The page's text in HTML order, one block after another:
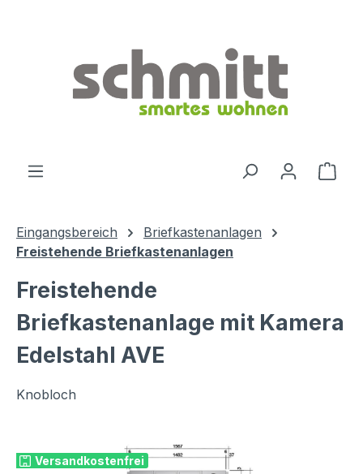
Eingangsbereich
Briefkastenanlagen
Freistehende Briefkastenanlagen
Freistehende
Briefkastenanlage mit Kamera
Edelstahl AVE
Knobloch
Versandkostenfrei